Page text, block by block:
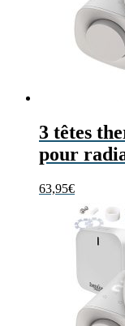
3 têtes
pour
63,95€